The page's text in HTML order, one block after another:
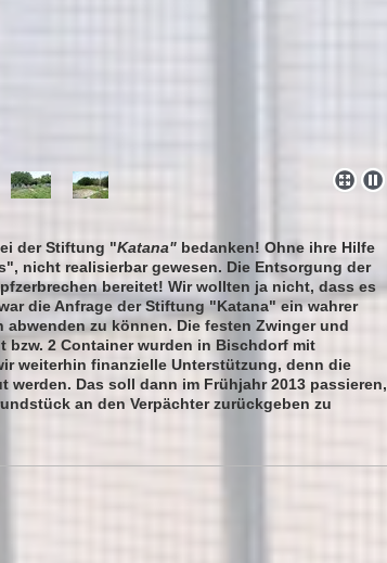
der Stiftung "Katana" bedanken! Ohne ihre Hilfe
nicht realisierbar gewesen. Die Entsorgung der
bereitet! Wir wollten ja nicht, dass es
die Anfrage der Stiftung "Katana" ein wahrer
zu können. Die festen Zwinger und
bzw. 2 Container wurden in Bischdorf mit
weiterhin finanzielle Unterstützung, denn die
werden. Das soll dann im Frühjahr 2013 passieren,
an den Verpächter zurückgeben zu